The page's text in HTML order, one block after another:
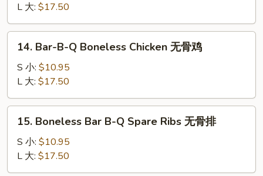
Spare
Ribs
L 大: $17.50
Bar-
B-
Boneless
Chicken
14. Bar-B-Q Boneless Chicken 无骨鸡
S 小: $10.95
L 大: $17.50
Boneless
Bar
Q
15. Boneless Bar B-Q Spare Ribs 无骨排
S 小: $10.95
L 大: $17.50